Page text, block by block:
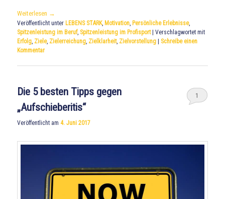
Weiterlesen →
Veröffentlicht unter LEBENS STARK, Motivation, Persönliche Erlebnisse,
Spitzenleistung im Beruf, Spitzenleistung im Profisport |Verschlagwortet mit
Erfolg, Ziele, Zielerreichung, Zielklarheit, Zielvorstellung | Schreibe einen
Kommentar
Die 5 besten Tipps gegen
„Aufschieberitis“
Veröffentlicht am4. Juni 2017
1